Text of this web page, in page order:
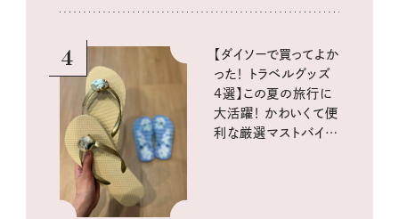
4
【ダイソーで買ってよか
った！ トラベルグッズ
4選】この夏の旅行に
大活躍！ かわいくて便
利な厳選マストバイア